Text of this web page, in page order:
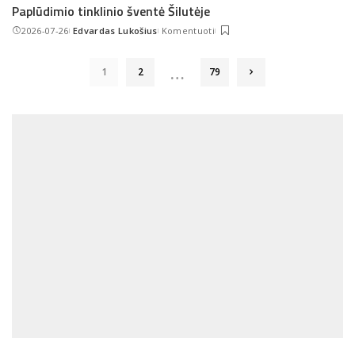
Paplūdimio tinklinio šventė Šilutėje
2026-07-26Posted
Edvardas Lukošius Komentuoti
1 2 … 79